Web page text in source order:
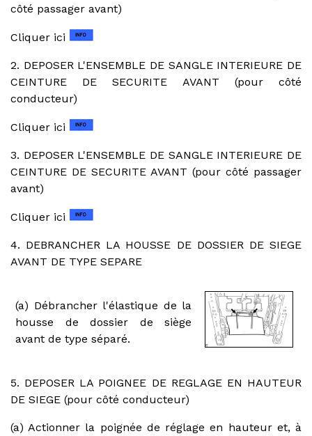
côté passager avant)
Cliquer ici
2. DEPOSER L'ENSEMBLE DE SANGLE INTERIEURE DE
CEINTURE DE SECURITE AVANT (pour côté
conducteur)
Cliquer ici
3. DEPOSER L'ENSEMBLE DE SANGLE INTERIEURE DE
CEINTURE DE SECURITE AVANT (pour côté passager
avant)
Cliquer ici
4. DEBRANCHER LA HOUSSE DE DOSSIER DE SIEGE
AVANT DE TYPE SEPARE
(a) Débrancher l'élastique de la
housse de dossier de siège
avant de type séparé.
5. DEPOSER LA POIGNEE DE REGLAGE EN HAUTEUR
DE SIEGE (pour côté conducteur)
(a) Actionner la poignée de réglage en hauteur et, à